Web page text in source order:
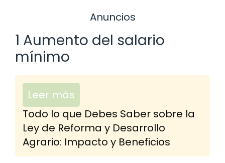
Anuncios
1 Aumento del salario
mínimo
Leer más
Todo lo que Debes Saber sobre la
Ley de Reforma y Desarrollo
Agrario: Impacto y Beneficios